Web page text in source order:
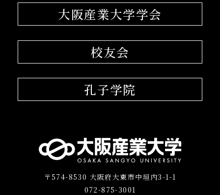
大阪産業大学学会
校友会
孔子学院
〒574-8530 大阪府大東市中垣内3-1-1
072-875-3001